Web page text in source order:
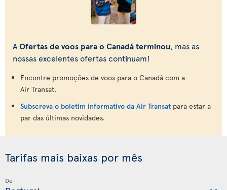
AOfertas de voos para o Canadá terminou, mas as
nossas excelentes ofertas continuam!
Encontre promoções de voos para o Canadá com a
Air Transat.
Subscreva o boletim informativo da Air Transat para estar a
par das últimas novidades.
Tarifas mais baixas por mês
De